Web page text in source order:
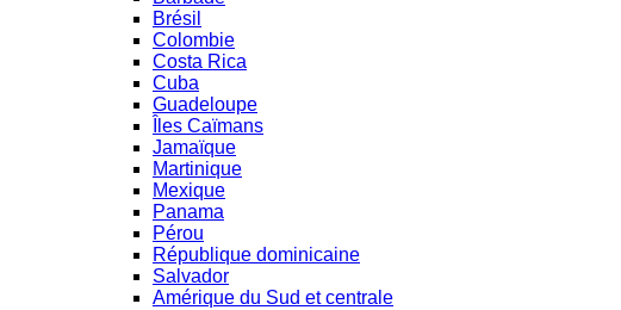
Brésil
Colombie
Costa Rica
Cuba
Guadeloupe
Îles Caïmans
Jamaïque
Martinique
Mexique
Panama
Pérou
République dominicaine
Salvador
Amérique du Sud et centrale